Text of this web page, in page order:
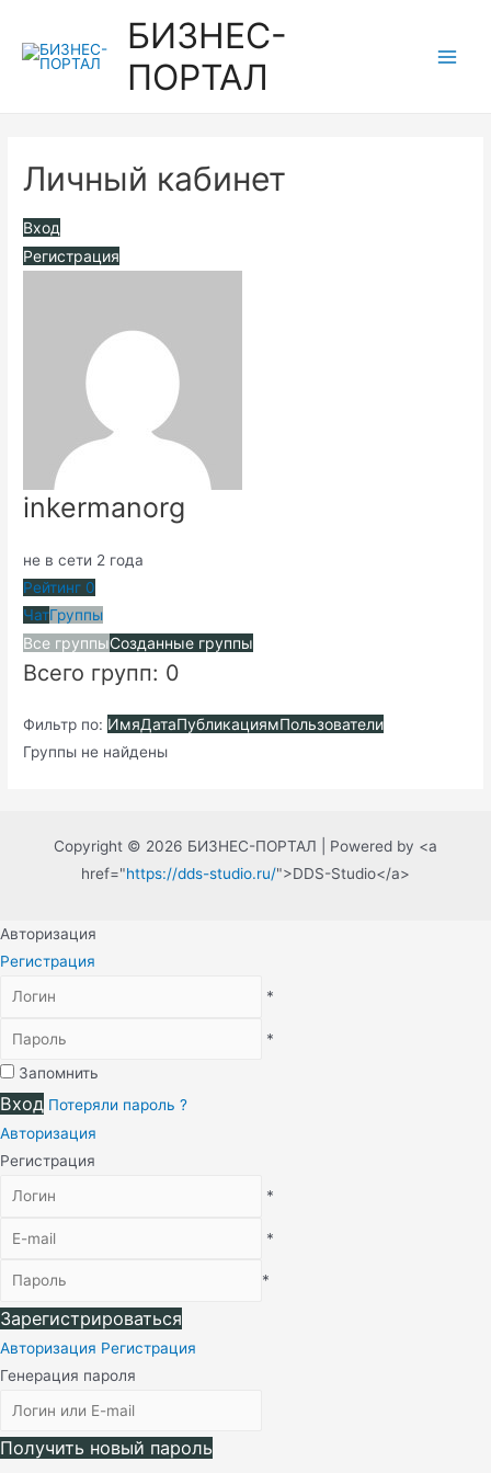
содержимому
БИЗНЕС-
ПОРТАЛ
Личный кабинет
Вход
Регистрация
inkermanorg
не в сети 2 года
Рейтинг 0
ЧатГруппы
Все группыСозданные группы
Всего групп: 0
Фильтр по: ИмяДатаПубликациямПользователи
Группы не найдены
Copyright © 2026 БИЗНЕС-ПОРТАЛ | Powered by <a
href="https://dds-studio.ru/">DDS-Studio</a>
Авторизация
Регистрация
*
*
Запомнить
Вход Потеряли пароль ?
Авторизация
Регистрация
*
*
*
Зарегистрироваться
Авторизация Регистрация
Генерация пароля
Получить новый пароль